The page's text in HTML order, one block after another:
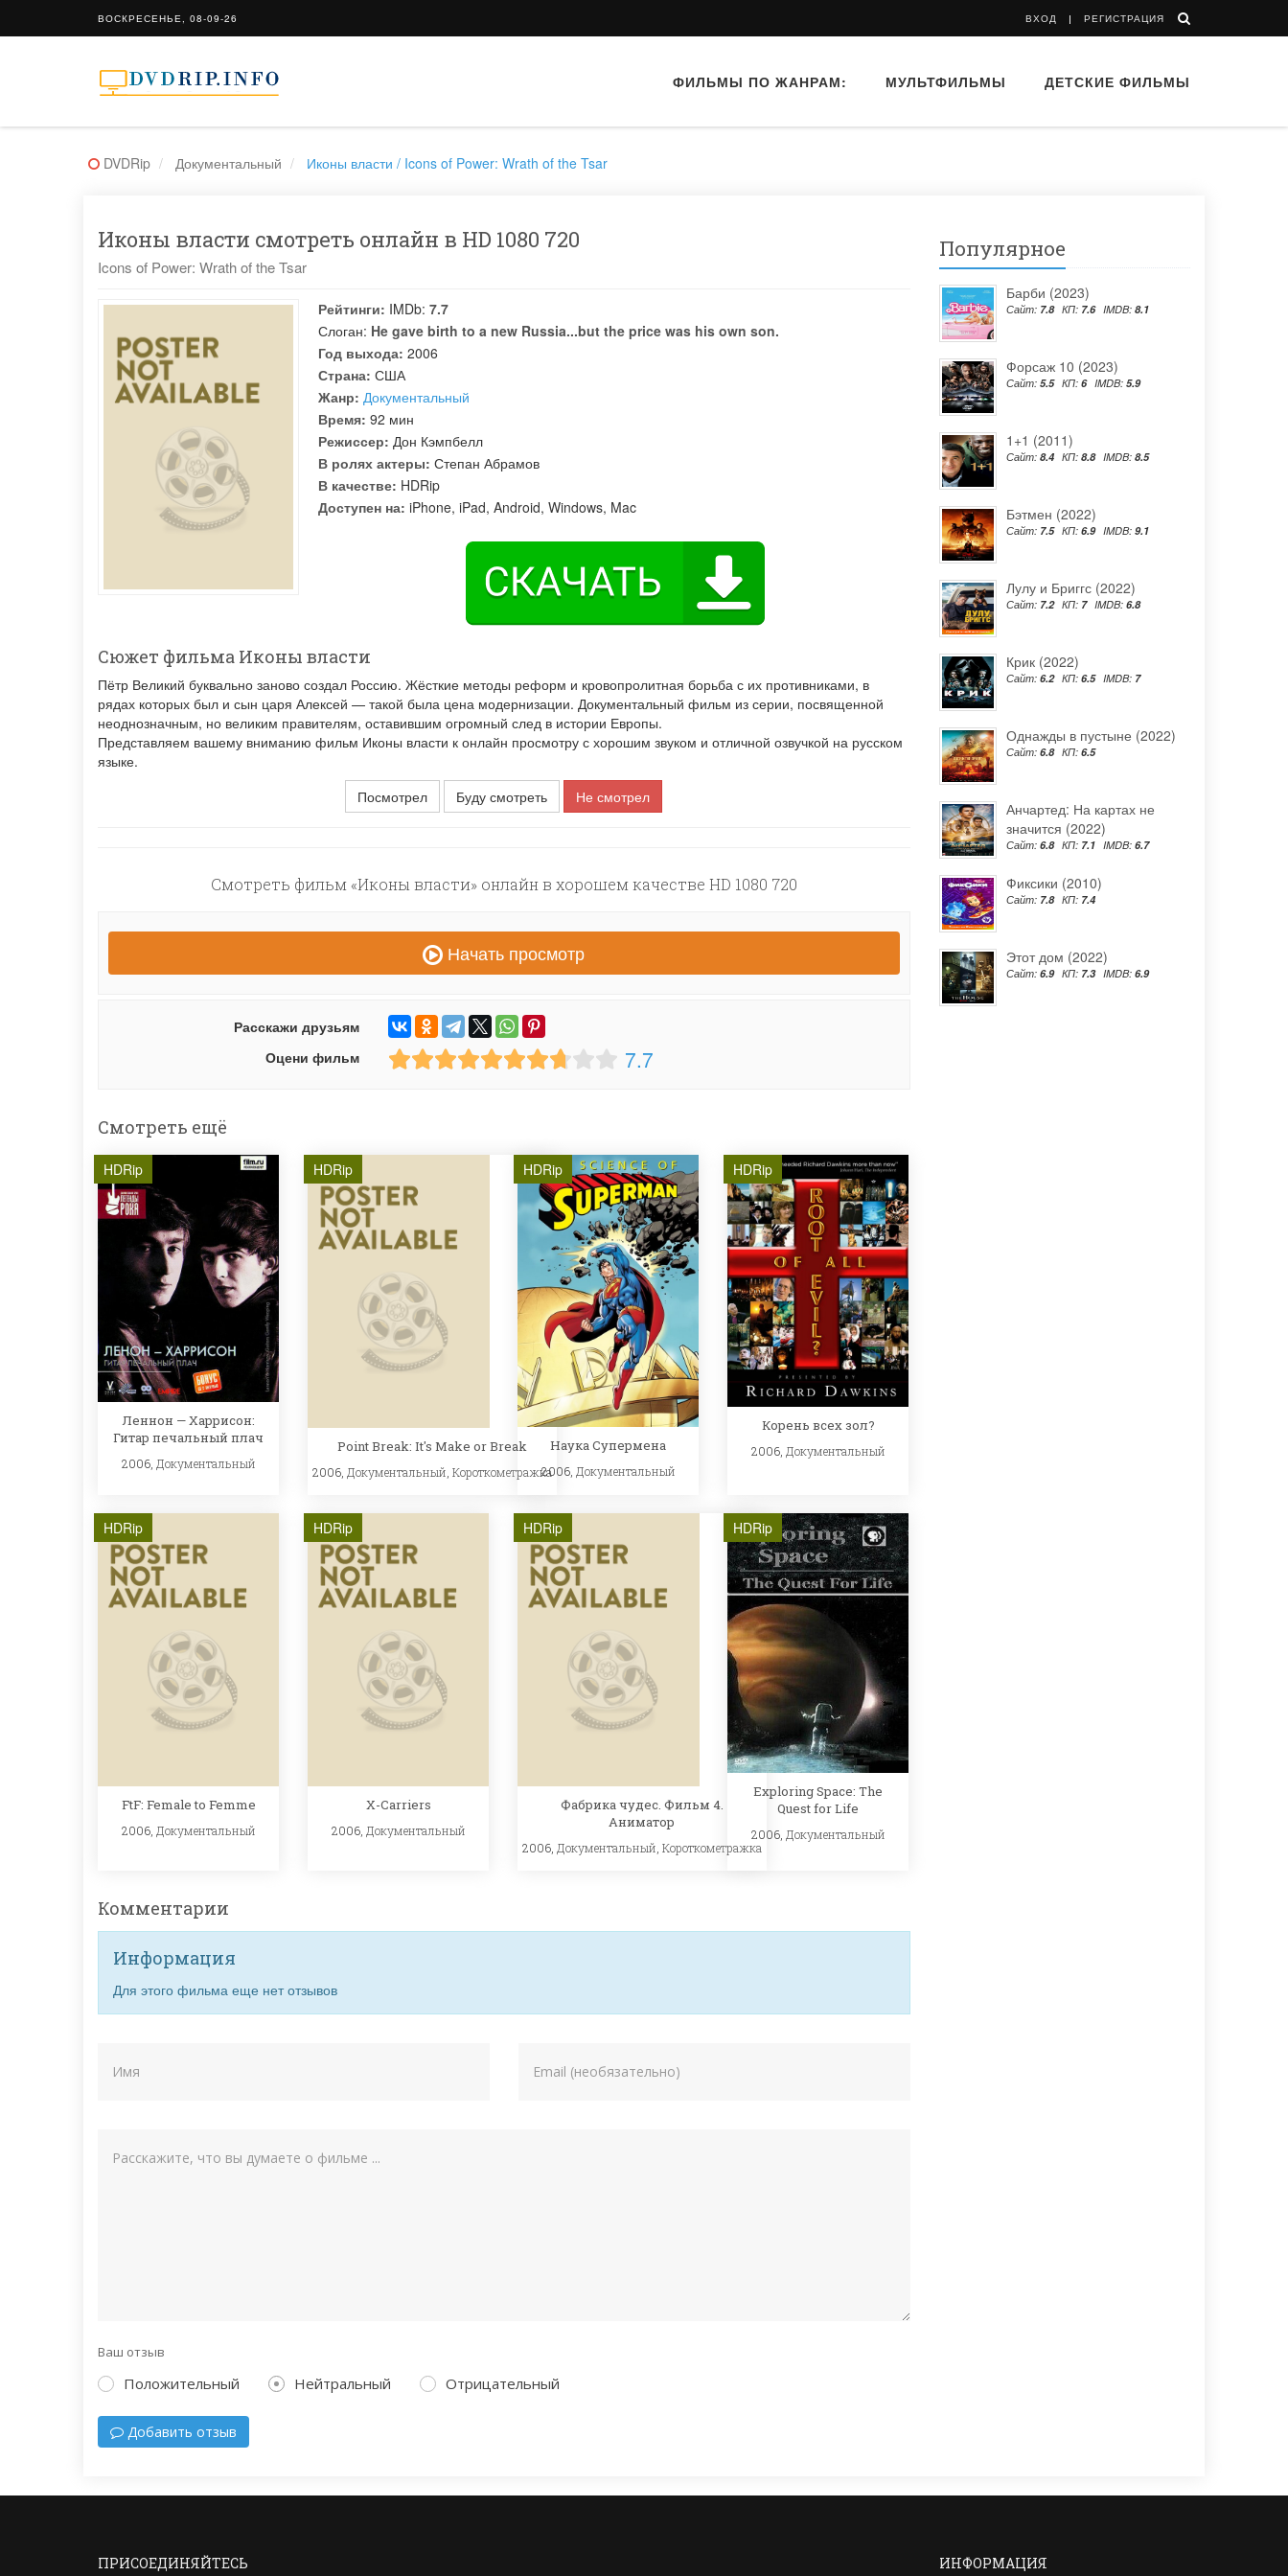
ВОСКРЕСЕНЬЕ, 08-09-26 ВХОД РЕГИСТРАЦИЯ
ФИЛЬМЫ ПО ЖАНРАМ: МУЛЬТФИЛЬМЫ ДЕТСКИЕ ФИЛЬМЫ
DVDRip Документальный Иконы власти / Icons of Power: Wrath of the Tsar
Иконы власти смотреть онлайн в HD 1080 720
Icons of Power: Wrath of the Tsar
Рейтинги: IMDb: 7.7
Слоган: He gave birth to a new Russia...but the price was his own son.
Год выхода: 2006
Страна: США
Жанр: Документальный
Время: 92 мин
Режиссер: Дон Кэмпбелл
В ролях актеры: Степан Абрамов
В качестве: HDRip
Доступен на: iPhone, iPad, Android, Windows, Mac
Сюжет фильма Иконы власти
Пётр Великий буквально заново создал Россию. Жёсткие методы реформ и кровопролитная борьба с их противниками, в
рядах которых был и сын царя Алексей — такой была цена модернизации. Документальный фильм из серии, посвященной
неоднозначным, но великим правителям, оставившим огромный след в истории Европы.
Представляем вашему вниманию фильм Иконы власти к онлайн просмотру с хорошим звуком и отличной озвучкой на русском
языке.
Посмотрел
Буду смотреть Не смотрел
Смотреть фильм «Иконы власти» онлайн в хорошем качестве HD 1080 720
Начать просмотр
Расскажи друзьям
Оцени фильм
7.7
Смотреть ещё
HDRip
Леннон — Харрисон:
Гитар печальный плач
2006, Документальный
HDRip
Point Break: It's Make or Break
2006, Документальный Короткометражка
HDRip
Наука Супермена
2006, Документальный
HDRip
Корень всех зол?
2006, Документальный
HDRip
FtF: Female to Femme
2006, Документальный
HDRip
X-Carriers
2006, Документальный
HDRip
Фабрика чудес. Фильм 4.
Аниматор
2006, Документальный, Короткометражка
HDRip
Exploring Space: The
Quest for Life
2006, Документальный
Комментарии
Информация
Для этого фильма еще нет отзывов
Ваш отзыв
Положительный Нейтральный Отрицательный
Добавить отзыв
Популярное
Барби (2023)
Сайт: 7.8 КП: 7.6 IMDB: 8.1
Форсаж 10 (2023)
Сайт: 5.5 КП: 6 IMDB: 5.9
1+1 (2011)
Сайт: 8.4 КП: 8.8 IMDB: 8.5
Бэтмен (2022)
Сайт: 7.5 КП: 6.9 IMDB: 9.1
Лулу и Бриггс (2022)
Сайт: 7.2 КП: 7 IMDB: 6.8
Крик (2022)
Сайт: 6.2 КП: 6.5 IMDB: 7
Однажды в пустыне (2022)
Сайт: 6.8 КП: 6.5
Анчартед: На картах не
значится (2022)
Сайт: 6.8 КП: 7.1 IMDB: 6.7
Фиксики (2010)
Сайт: 7.8 КП: 7.4
Этот дом (2022)
Сайт: 6.9 КП: 7.3 IMDB: 6.9
ПРИСОЕДИНЯЙТЕСЬ ИНФОРМАЦИЯ